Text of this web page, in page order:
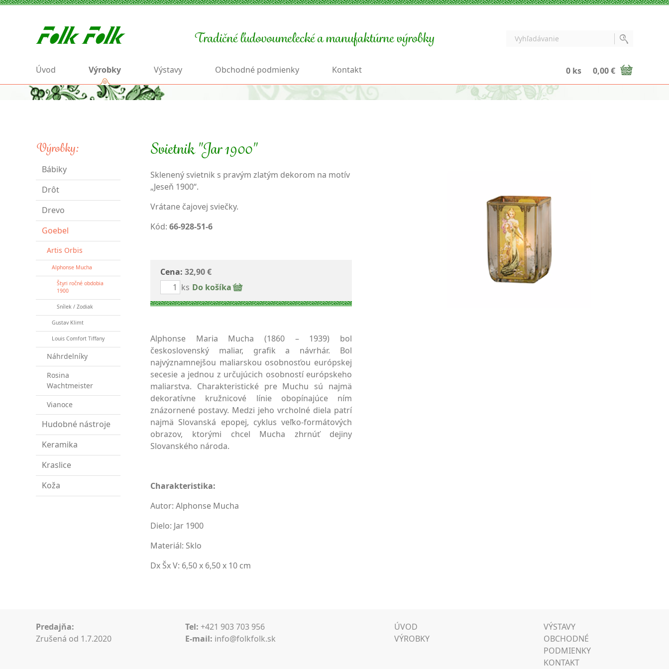
Tradičné ľudovoumelecké a manufaktúrne výrobky
0 ks 0,00 €
Úvod Výrobky Výstavy Obchodné podmienky Kontakt
Svietnik "Jar 1900"
Sklenený svietnik s pravým zlatým dekorom na motív
„Jeseň 1900“.
Vrátane čajovej sviečky.
Kód:66-928-51-6
Cena:32,90 €
ks Do košíka
Alphonse Maria Mucha (1860 – 1939) bol
československý maliar, grafik a návrhár. Bol
najvýznamnejšou maliarskou osobnosťou európskej
secesie a jednou z určujúcich osobností európskeho
maliarstva. Charakteristické pre Muchu sú najmä
dekoratívne kružnicové línie obopínajúce ním
znázornené postavy. Medzi jeho vrcholné diela patrí
najmä Slovanská epopej, cyklus veľko-formátových
obrazov, ktorými chcel Mucha zhrnúť dejiny
Slovanského národa.
Charakteristika:
Autor: Alphonse Mucha
Dielo: Jar 1900
Materiál: Sklo
Dx Šx V: 6,50 x 6,50 x 10 cm
Výrobky:
Bábiky
Drôt
Drevo
Goebel
Artis Orbis
Alphonse Mucha
Štyri ročné obdobia
1900
Snílek / Zodiak
Gustav Klimt
Louis Comfort Tiffany
Náhrdelníky
Rosina
Wachtmeister
Vianoce
Hudobné nástroje
Keramika
Kraslice
Koža
Predajňa:
Zrušená od 1.7.2020
Tel: +421 903 703 956
E-mail: info@folkfolk.sk
ÚVOD
VÝROBKY
VÝSTAVY
OBCHODNÉ
PODMIENKY
KONTAKT